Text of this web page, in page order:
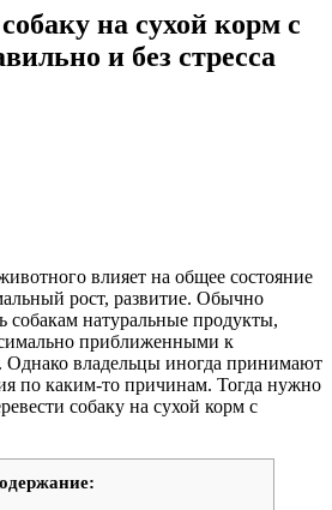
на сухой корм с
и без стресса
влияет на общее состояние
рост, развитие. Обычно
собакам натуральные продукты,
приближенными к
Однако владельцы иногда принимают
по каким-то причинам. Тогда нужно
собаку на сухой корм с